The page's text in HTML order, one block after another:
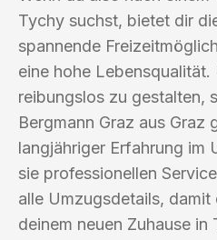
Tychy suchst, bietet dir
spannende
eine hohe
reibungslos zu gestalten,
Bergmann Graz aus Graz
langjähriger Erfahrung im
sie professionellen
alle Umzugsdetails,
deinem neuen Zuhause in